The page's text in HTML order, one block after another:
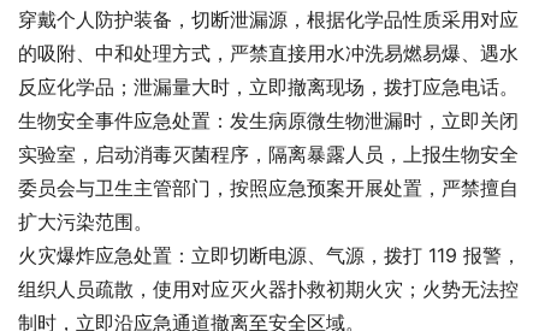
穿戴个人防护装备，切断泄漏源，根据化学品性质采用对应
的吸附、中和处理方式，严禁直接用水冲洗易燃易爆、遇水
反应化学品；泄漏量大时，立即撤离现场，拨打应急电话。
生物安全事件应急处置：发生病原微生物泄漏时，立即关闭
实验室，启动消毒灭菌程序，隔离暴露人员，上报生物安全
委员会与卫生主管部门，按照应急预案开展处置，严禁擅自
扩大污染范围。
火灾爆炸应急处置：立即切断电源、气源，拨打 119 报警，
组织人员疏散，使用对应灭火器扑救初期火灾；火势无法控
制时，立即沿应急通道撤离至安全区域。